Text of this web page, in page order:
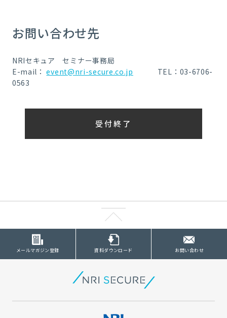
お問い合わせ先
NRIセキュア セミナー事務局
E-mail：event@nri-secure.co.jp
TEL：03-6706-
0563
受付終了
メールマガジン登録 資料ダウンロード お問い合わせ